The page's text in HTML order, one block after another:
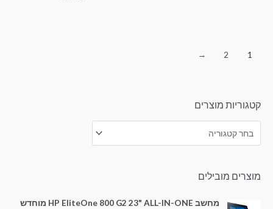
קטגוריות מוצרים
מוצרים מובילים
מחשב HP EliteOne 800 G2 23" ALL-IN-ONE מוחדש
1
2
←